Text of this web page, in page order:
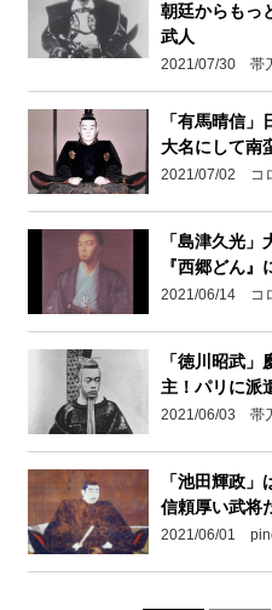
朝廷からもっ
武人
2021/07/30 帯
「有馬晴信
大名にして南
2021/07/02 コ
「島津久光
『西郷どん』
2021/06/14 コ
「徳川昭武
主！パリに派
2021/06/03 帯
「池田輝政
信頼厚い武将
2021/06/01